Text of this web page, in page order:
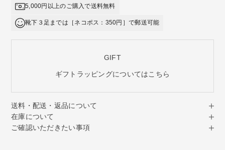
5,000円以上のご購入で送料無料
靴下３足までは［ネコポス：350円］で郵送可能
GIFT
ギフトラッピングについてはこちら
送料・配送・返品について
在庫について
ご確認いただきたい事項